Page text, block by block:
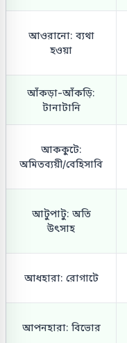
আওরানো: ব্যথা
হওয়া
আঁকড়া-আঁকড়ি:
টানাটানি
আককুটে:
অমিতব্যয়ী/বেহিসাবি
আটুপাটু: অতি
উৎসাহ
আধহারা: রোগাটে
আপনহারা: বিভোর